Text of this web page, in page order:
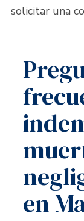
solicitar una
en